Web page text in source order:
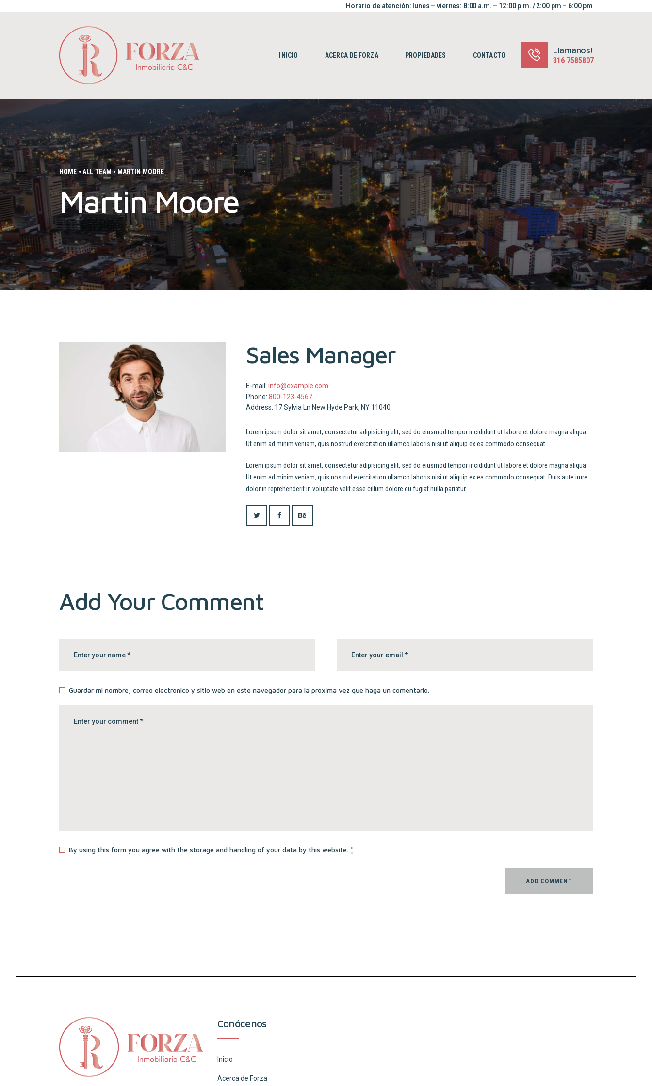
Horario de atención: lunes – viernes: 8:00 a.m. – 12:00 p.m. / 2:00 pm – 6:00 pm
INICIO ACERCA DE FORZA PROPIEDADES CONTACTO
Llámanos!
316 7585807‬
HOME ALL TEAM MARTIN MOORE
Martin Moore
PROPIEDADES
Sales Manager
E-mail: info@example.com
Phone: 800-123-4567
Address: 17 Sylvia Ln New Hyde Park, NY 11040
Lorem ipsum dolor sit amet, consectetur adipisicing elit, sed do eiusmod tempor incididunt ut labore et dolore magna aliqua.
Ut enim ad minim veniam, quis nostrud exercitation ullamco laboris nisi ut aliquip ex ea commodo consequat.
Lorem ipsum dolor sit amet, consectetur adipisicing elit, sed do eiusmod tempor incididunt ut labore et dolore magna aliqua.
Ut enim ad minim veniam, quis nostrud exercitation ullamco laboris nisi ut aliquip ex ea commodo consequat. Duis aute irure
dolor in reprehenderit in voluptate velit esse cillum dolore eu fugiat nulla pariatur.
Add Your Comment
Guardar mi nombre, correo electrónico y sitio web en este navegador para la próxima vez que haga un comentario.
By using this form you agree with the storage and handling of your data by this website. *
Conócenos
Inicio
Acerca de Forza